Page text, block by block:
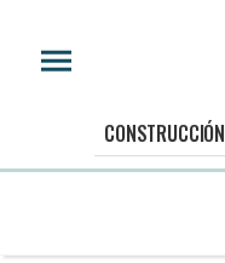
CONSTRUCCIÓN